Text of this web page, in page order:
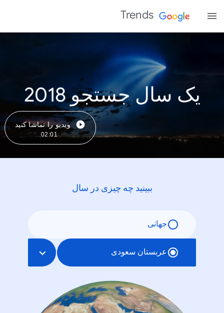
Trends
یک سال جستجو 2018
ویدیو را تماشا کنید
02:01
ببینید چه چیزی در سال
جهانی
عربستان سعودی